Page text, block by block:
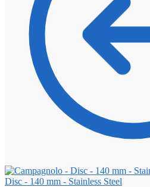
Disc - 140 mm - Stainless Steel